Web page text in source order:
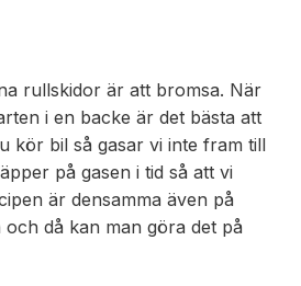
rullskidor är att bromsa. När
i en backe är det bästa att
kör bil så gasar vi inte fram till
på gasen i tid så att vi
är densamma även på
då kan man göra det på